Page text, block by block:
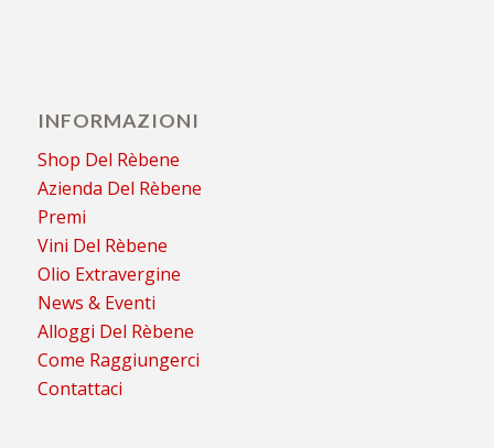
INFORMAZIONI
Shop Del Rèbene
Azienda Del Rèbene
Premi
Vini Del Rèbene
Olio Extravergine
News & Eventi
Alloggi Del Rèbene
Come Raggiungerci
Contattaci